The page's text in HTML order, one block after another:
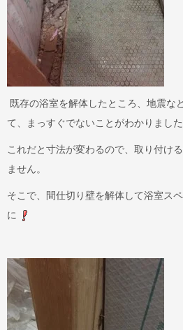
既存の浴室を解体したところ、地震な
て、まっすぐでないことがわかりました
これだと寸法が変わるので、取り付け
ません。
そこで、間仕切り壁を解体して浴室ス
に